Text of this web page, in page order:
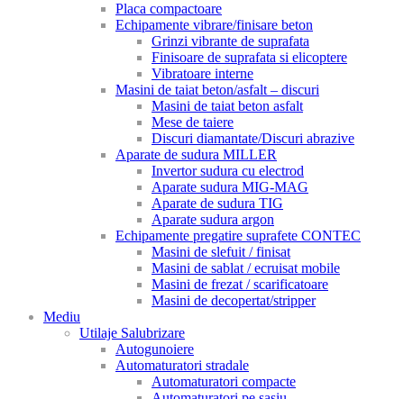
Placa compactoare
Echipamente vibrare/finisare beton
Grinzi vibrante de suprafata
Finisoare de suprafata si elicoptere
Vibratoare interne
Masini de taiat beton/asfalt – discuri
Masini de taiat beton asfalt
Mese de taiere
Discuri diamantate/Discuri abrazive
Aparate de sudura MILLER
Invertor sudura cu electrod
Aparate sudura MIG-MAG
Aparate de sudura TIG
Aparate sudura argon
Echipamente pregatire suprafete CONTEC
Masini de slefuit / finisat
Masini de sablat / ecruisat mobile
Masini de frezat / scarificatoare
Masini de decopertat/stripper
Mediu
Utilaje Salubrizare
Autogunoiere
Automaturatori stradale
Automaturatori compacte